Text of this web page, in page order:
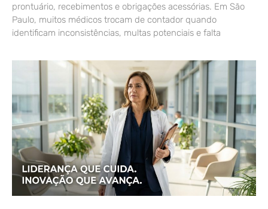
prontuário, recebimentos e obrigações acessórias. Em São
Paulo, muitos médicos trocam de contador quando
identificam inconsistências, multas potenciais e falta